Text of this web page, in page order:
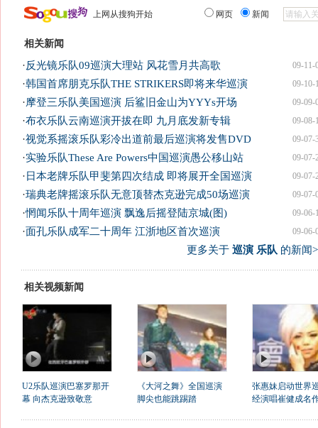
上网从搜狗开始 网页 新闻
相关新闻
09-11-
·反光镜乐队09巡演大理站 风花雪月共高歌
09-10-
·韩国首席朋克乐队THE STRIKERS即将来华巡演
09-09-
·摩登三乐队美国巡演 后鲨旧金山为YYYs开场
09-08-
·布衣乐队云南巡演开拔在即 九月底发新专辑
09-07-
·视觉系摇滚乐队彩冷出道前最后巡演将发售DVD
09-07-
·实验乐队These Are Powers中国巡演愚公移山站
09-07-
· 日本老牌乐队甲斐第四次结成 即将展开全国巡演
09-07-
·瑞典老牌摇滚乐队无意顶替杰克逊完成50场巡演
09-06-
·惘闻乐队十周年巡演 飘逸后摇登陆京城(图)
09-06-
·面孔乐队成军二十周年 江浙地区首次巡演
更多关于 巡演 乐队 的新闻
相关视频新闻
U2乐队巡演巴塞罗那开
幕 向杰克逊致敬意
《大河之舞》全国巡演
脚尖也能跳踢踏
张惠妹启动世界
经演唱崔健成名